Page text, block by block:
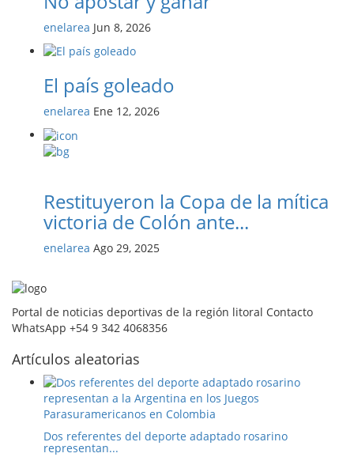
enelarea Jun 8, 2026
El país goleado
enelarea Ene 12, 2026
Restituyeron la Copa de la mítica
victoria de Colón ante...
enelarea Ago 29, 2025
Portal de noticias deportivas de la región litoral Contacto
WhatsApp +54 9 342 4068356
Artículos aleatorias
Dos referentes del deporte adaptado rosarino
representan...